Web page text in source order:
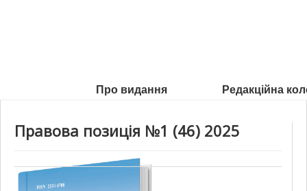
Про видання Редакційна
Правова позиція №1 (46) 2025